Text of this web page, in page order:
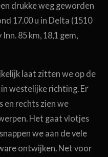
drukke weg geworden
17.00 u in Delta (1510
85 km, 18,1 gem,
laat zitten we op de
westelijke richting. Er
en rechts zien we
Het gaat vlotjes
we aan de vele
ontwijken. Net voor